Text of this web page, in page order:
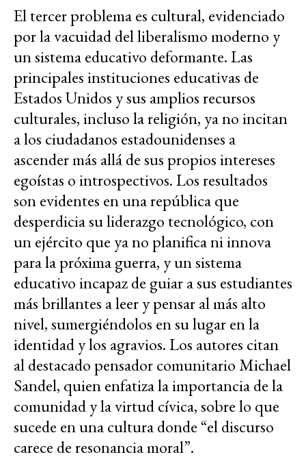
El tercer problema es cultural, evidenciado
por la vacuidad del liberalismo moderno y
un sistema educativo deformante. Las
principales instituciones educativas de
Estados Unidos y sus amplios recursos
culturales, incluso la religión, ya no incitan
a los ciudadanos estadounidenses a
ascender más allá de sus propios intereses
egoístas o introspectivos. Los resultados
son evidentes en una república que
desperdicia su liderazgo tecnológico, con
un ejército que ya no planifica ni innova
para la próxima guerra, y un sistema
educativo incapaz de guiar a sus estudiantes
más brillantes a leer y pensar al más alto
nivel, sumergiéndolos en su lugar en la
identidad y los agravios. Los autores citan
al destacado pensador comunitario Michael
Sandel, quien enfatiza la importancia de la
comunidad y la virtud cívica, sobre lo que
sucede en una cultura donde “el discurso
carece de resonancia moral”.